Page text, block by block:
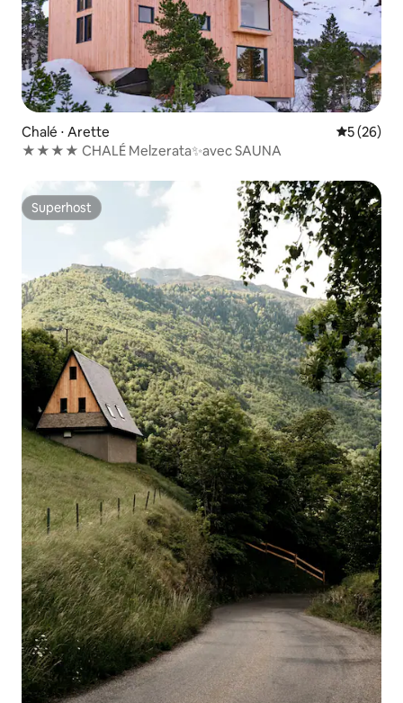
Chalé ⋅ Arette 5 de uma
5 (26)
★★★★ CHALÉ Melzerata✨avec SAUNA
Superhost
Superhost